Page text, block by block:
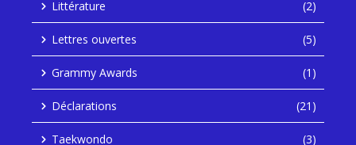
Littérature (2)
Lettres ouvertes (5)
Grammy Awards (1)
Déclarations (21)
Taekwondo (3)